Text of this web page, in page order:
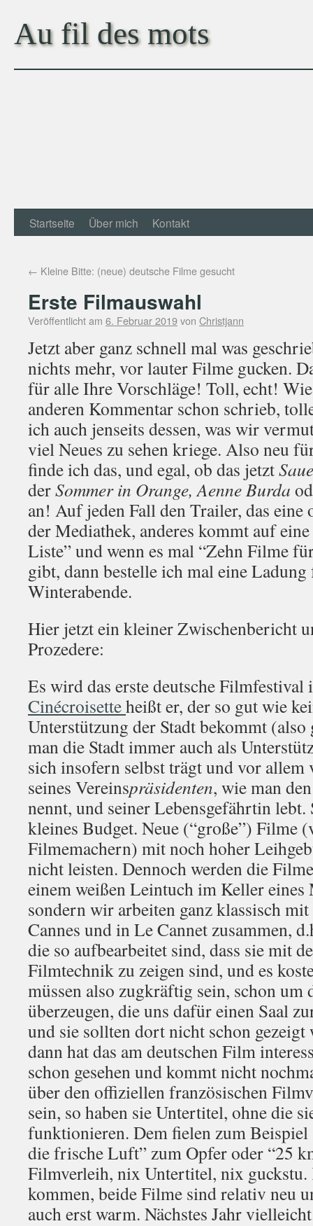
Au fil des mots
Startseite Über mich Kontakt
← Kleine Bitte: (neue) deutsche Filme gesucht
Erste Filmauswahl
Veröffentlicht am 6. Februar 2019von Christjann
Jetzt aber ganz schnell mal was
nichts mehr, vor lauter Filme gucken.
für alle Ihre Vorschläge! Toll, echt!
anderen Kommentar schon schrieb,
ich auch jenseits dessen, was wir
viel Neues zu sehen kriege. Also neu
finde ich das, und egal, ob das jetzt
derSommer in Orange, Aenne Burda
an! Auf jeden Fall den Trailer, das eine
der Mediathek, anderes kommt auf
Liste” und wenn es mal “Zehn Filme
gibt, dann bestelle ich mal eine
Winterabende.
Hier jetzt ein kleiner Zwischenbericht
Prozedere:
Es wird das erste deutsche
Cinécroisetteheißt er, der so gut wie
Unterstützung der Stadt bekommt (also
man die Stadt immer auch als
sich insofern selbst trägt und vor allem
seines Vereinspräsidenten, wie man
nennt, und seiner Lebensgefährtin
kleines Budget. Neue (“große”) Filme
Filmemachern) mit noch hoher
nicht leisten. Dennoch werden die
einem weißen Leintuch im Keller eines
sondern wir arbeiten ganz klassisch
Cannes und in Le Cannet zusammen,
die so aufbearbeitet sind, dass sie mit
Filmtechnik zu zeigen sind, und es
müssen also zugkräftig sein, schon um
überzeugen, die uns dafür einen Saal
und sie sollten dort nicht schon gezeigt
dann hat das am deutschen Film
schon gesehen und kommt nicht
über den offiziellen französischen
sein, so haben sie Untertitel, ohne die
funktionieren. Dem fielen zum Beispiel
die frische Luft” zum Opfer oder “25
Filmverleih, nix Untertitel, nix guckstu.
kommen, beide Filme sind relativ neu
auch erst warm. Nächstes Jahr